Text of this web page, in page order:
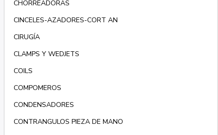
CHORREADORAS
CINCELES-AZADORES-CORT AN
CIRUGÍA
CLAMPS Y WEDJETS
COILS
COMPOMEROS
CONDENSADORES
CONTRANGULOS PIEZA DE MANO